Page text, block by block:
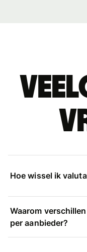
Hoe wissel ik
Waarom
per aanbieder?